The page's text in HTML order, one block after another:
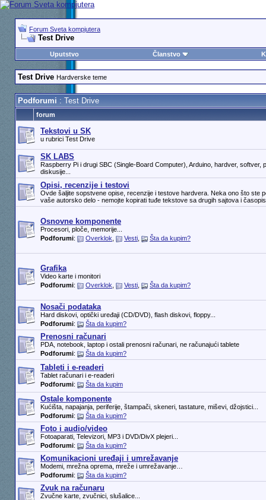
Forum Sveta kompjutera
Test Drive
Uputstvo Članstvo
Test Drive Hardverske teme
Podforumi : Test Drive
forum
Tekstovi u SK
u rubrici Test Drive
SK LABS
Raspberry Pi i drugi SBC (Single-Board Computer), Arduino, hardver, softver,
diskusije...
Opisi, recenzije i testovi
Ovde šaljite sopstvene opise, recenzije i testove hardvera. Neka ono što ste
vaše autorsko delo - nemojte kopirati tuđe tekstove sa drugih sajtova i
Osnovne komponente
Procesori, ploče, memorije...
Podforumi: Overklok Vesti, Šta da kupim?
Grafika
Video karte i monitori
Podforumi: Overklok Vesti, Šta da kupim?
Nosači podataka
Hard diskovi, optički uređaji (CD/DVD), flash diskovi, floppy...
Podforumi: Šta da kupim?
Prenosni računari
PDA, notebook, laptop i ostali prenosni računari, ne računajući tablete
Podforumi: Šta da kupim?
Tableti i e-readeri
Tablet računari i e-readeri
Podforumi: Šta da kupim
Ostale komponente
Kućišta, napajanja, periferije, štampači, skeneri, tastature, miševi, džojstici...
Podforumi: Šta da kupim?
Foto i audio/video
Fotoaparati, Televizori, MP3 i DVD/DivX plejeri...
Podforumi: Šta da kupim?
Komunikacioni uređaji i umrežavanje
Modemi, mrežna oprema, mreže i umrežavanje…
Podforumi: Šta da kupim?
Zvuk na računaru
Zvučne karte, zvučnici, slušalice...